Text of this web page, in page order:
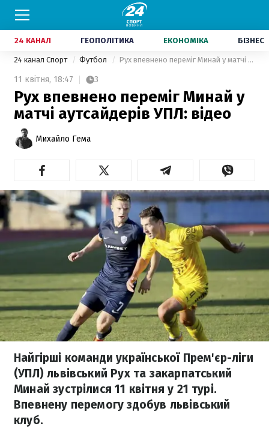
24 КАНАЛ ГЕОПОЛІТИКА ЕКОНОМІКА БІЗНЕС
24 канал Спорт Футбол Рух впевнено переміг Минай у матчі аутсайдерів УПЛ: відео
11 квітня, 18:47 3
Рух впевнено переміг Минай у
матчі аутсайдерів УПЛ: відео
Михайло Гема
Найгірші команди української Прем'єр-ліги
(УПЛ) львівський Рух та закарпатський
Минай зустрілися 11 квітня у 21 турі.
Впевнену перемогу здобув львівський
клуб.